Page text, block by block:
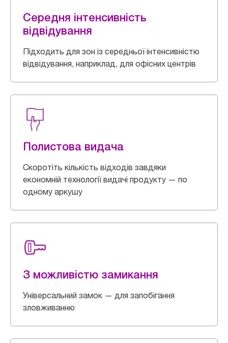
Середня інтенсивність
відвідування
Підходить для зон із середньої інтенсивністю
відвідування, наприклад, для офісних центрів
Полистова видача
Скоротіть кількість відходів завдяки
економній технології видачі продукту — по
одному аркушу
З можливістю замикання
Універсальний замок — для запобігання
зловживанню